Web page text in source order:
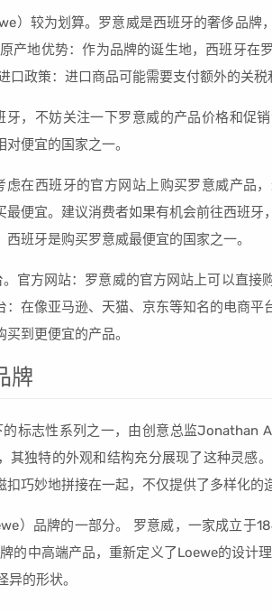
）较为划算。罗意威是西班牙的奢侈品牌
产地优势：作为品牌的诞生地，西班牙在
口政策：进口商品可能需要支付额外的关税
，不妨关注一下罗意威的产品价格和促
便宜的国家之一。
在西班牙的官方网站上购买罗意威产品
最便宜。建议消费者如果有机会前往西班
班牙是购买罗意威最便宜的国家之一。
官方网站：罗意威的官方网站上可以直接
：在像亚马逊、天猫、京东等知名的电商
到更便宜的产品。
牌
标志性系列之一，由创意总监Jonathan
其独特的外观和结构充分展现了这种灵感
巧妙地拼接在一起，不仅提供了多样化的
）品牌的一部分。 罗意威，一家成立于
的中高端产品，重新定义了Loewe的设计
的形状。